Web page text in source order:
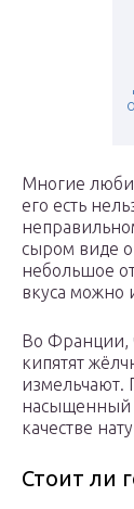
Многие
его есть
сыром виде
небольшое
вкуса можно
Во Франции,
кипятят
измельчают.
насыщенный
качестве
Стоит ли